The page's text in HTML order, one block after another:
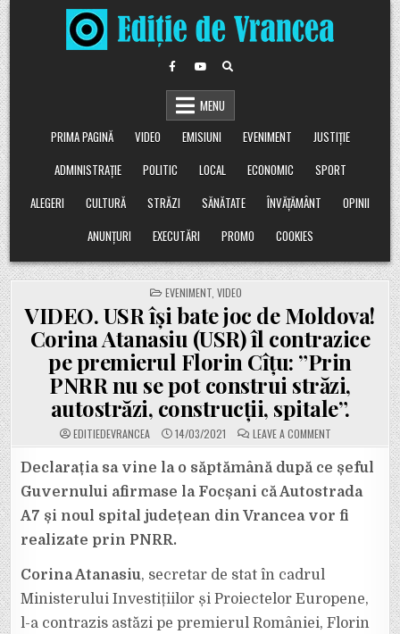
Skip
to
content
MENU
PRIMA PAGINĂ
VIDEO EMISIUNI EVENIMENT
JUSTIȚIE
ADMINISTRAȚIE
POLITIC LOCAL ECONOMIC
SPORT
ALEGERI
CULTURĂ STRĂZI SĂNĂTATE ÎNVĂȚĂMÂNT
OPINII
ANUNȚURI
EXECUTĂRI PROMO COOKIES
POSTED
IN
EVENIMENT, VIDEO
VIDEO. USR își bate joc de Moldova!
Corina Atanasiu (USR) îl contrazice
pe premierul Florin Cîțu: ”Prin
PNRR nu se pot construi străzi,
autostrăzi, construcții, spitale”.
EDITIEDEVRANCEA 14/03/2021 LEAVE A COMMENT
VIDEO.
ÎȘI
BATE
JOC
DE
MOLDOVA!
CORINA
FLORIN
CÎȚU:
”PRIN
PNRR
Declarația sa vine la o săptămână după ce șeful
Guvernului afirmase la Focșani că Autostrada
A7 și noul spital județean din Vrancea vor fi
realizate prin PNRR.
Corina Atanasiu, secretar de stat în cadrul
Ministerului Investițiilor și Proiectelor Europene,
l-a contrazis astăzi pe premierul României, Florin